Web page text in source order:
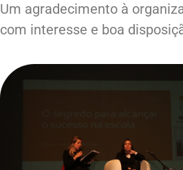
Um agradecimento à
com interesse e boa